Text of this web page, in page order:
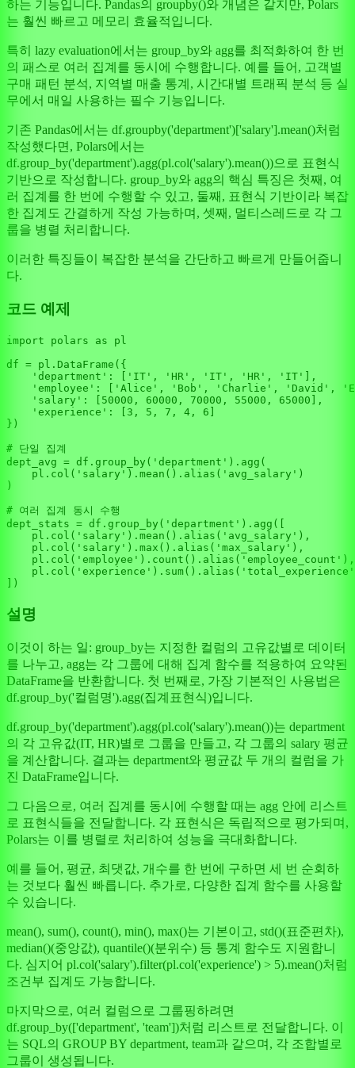
하는 기능입니다. Pandas의 groupby()와 개념은 같지만, Polars
는 훨씬 빠르고 메모리 효율적입니다.
특히 lazy evaluation에서는 group_by와 agg를 최적화하여 한 번
의 패스로 여러 집계를 동시에 수행합니다. 예를 들어, 고객별
구매 패턴 분석, 지역별 매출 통계, 시간대별 트래픽 분석 등 실
무에서 매일 사용하는 필수 기능입니다.
기존 Pandas에서는 df.groupby('department')['salary'].mean()처럼
작성했다면, Polars에서는
df.group_by('department').agg(pl.col('salary').mean())으로 표현식
기반으로 작성합니다. group_by와 agg의 핵심 특징은 첫째, 여
러 집계를 한 번에 수행할 수 있고, 둘째, 표현식 기반이라 복잡
한 집계도 간결하게 작성 가능하며, 셋째, 멀티스레드로 각 그
룹을 병렬 처리합니다.
이러한 특징들이 복잡한 분석을 간단하고 빠르게 만들어줍니
다.
코드 예제
import polars as pl
df = pl.DataFrame({
'department' : [ 'IT' , 'HR' , 'IT' , 'HR' , 'IT'
],
'employee' : [ 'Alice' , 'Bob' , 'Charlie' , 'David' ,
'salary' : [ 50000 , 60000 , 70000 , 55000 , 65000 ],
'experience' : [ 3 , 5 , 7 , 4 , 6
})
# 단일 집계
dept_avg = df.group_by( 'department' ).agg(
    pl.col(
'salary' ).mean().alias( 'avg_salary' )
)
# 여러 집계 동시 수행
dept_stats = df.group_by( 'department' ).agg([
    pl.col(
'salary' ).mean().alias( 'avg_salary' ),
    pl.col(
'salary' ). max ().alias( 'max_salary' ),
    pl.col(
'employee' ).count().alias( 'employee_count' ),
    pl.col(
'experience' ). sum().alias( 'total_experience'
설명
이것이 하는 일: group_by는 지정한 컬럼의 고유값별로 데이터
를 나누고, agg는 각 그룹에 대해 집계 함수를 적용하여 요약된
DataFrame을 반환합니다. 첫 번째로, 가장 기본적인 사용법은
df.group_by('컬럼명').agg(집계표현식)입니다.
df.group_by('department').agg(pl.col('salary').mean())는 department
의 각 고유값(IT, HR)별로 그룹을 만들고, 각 그룹의 salary 평균
을 계산합니다. 결과는 department와 평균값 두 개의 컬럼을 가
진 DataFrame입니다.
그 다음으로, 여러 집계를 동시에 수행할 때는 agg 안에 리스트
로 표현식들을 전달합니다. 각 표현식은 독립적으로 평가되며,
Polars는 이를 병렬로 처리하여 성능을 극대화합니다.
예를 들어, 평균, 최댓값, 개수를 한 번에 구하면 세 번 순회하
는 것보다 훨씬 빠릅니다. 추가로, 다양한 집계 함수를 사용할
수 있습니다.
mean(), sum(), count(), min(), max()는 기본이고, std()(표준편차),
median()(중앙값), quantile()(분위수) 등 통계 함수도 지원합니
다. 심지어 pl.col('salary').filter(pl.col('experience') > 5).mean()처럼
조건부 집계도 가능합니다.
마지막으로, 여러 컬럼으로 그룹핑하려면
df.group_by(['department', 'team'])처럼 리스트로 전달합니다. 이
는 SQL의 GROUP BY department, team과 같으며, 각 조합별로
그룹이 생성됩니다.